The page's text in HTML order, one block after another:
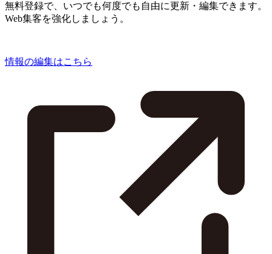
無料登録で、いつでも何度でも自由に更新・編集できます。
Web集客を強化しましょう。
情報の編集はこちら